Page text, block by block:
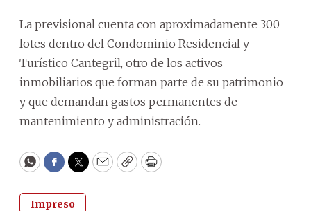
La previsional cuenta con aproximadamente 300
lotes dentro del Condominio Residencial y
Turístico Cantegril, otro de los activos
inmobiliarios que forman parte de su patrimonio
y que demandan gastos permanentes de
mantenimiento y administración.
WhatsApp
Facebook
Twitter
EmailCopyPrint
Impreso